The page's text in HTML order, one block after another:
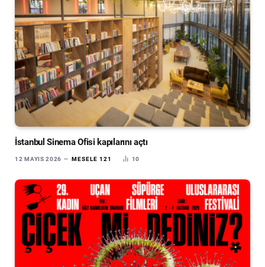
İstanbul Sinema Ofisi kapılarını açtı
12 MAYIS 2026 MESELE 121 10